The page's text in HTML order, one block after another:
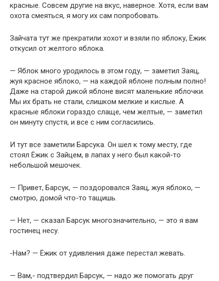
красные. Совсем другие на вкус, наверное. Хотя, если вам
охота смеяться, я могу их сам попробовать.
Зайчата тут же прекратили хохот и взяли по яблоку, Ёжик
откусил от желтого яблока.
— Яблок много уродилось в этом году, — заметил Заяц,
жуя красное яблоко, — на каждой яблоне полным полно!
Даже на старой дикой яблоне висят маленькие яблочки.
Мы их брать не стали, слишком мелкие и кислые. А
красные яблоки гораздо слаще, чем желтые, — заметил
он минуту спустя, и все с ним согласились.
И тут все заметили Барсука. Он шел к тому месту, где
стоял Ёжик с Зайцем, в лапах у него был какой-то
небольшой мешочек.
— Привет, Барсук, — поздоровался Заяц, жуя яблоко, —
смотрю, домой что-то тащишь.
— Нет, — сказал Барсук многозначительно, — это я вам
гостинец несу.
-Нам? — Ёжик от удивления даже перестал жевать.
— Вам,- подтвердил Барсук, — надо же помогать друг